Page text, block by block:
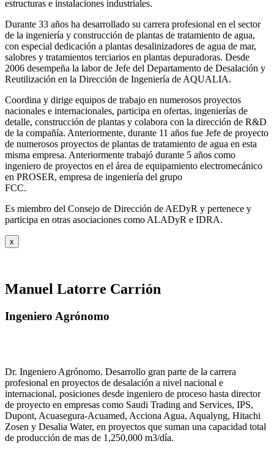
estructuras e instalaciones industriales.
Durante 33 años ha desarrollado su carrera profesional en el sector
de la ingeniería y construcción de plantas de tratamiento de agua,
con especial dedicación a plantas desalinizadores de agua de mar,
salobres y tratamientos terciarios en plantas depuradoras. Desde
2006 desempeña la labor de Jefe del Departamento de Desalación y
Reutilización en la Dirección de Ingeniería de AQUALIA.
Coordina y dirige equipos de trabajo en numerosos proyectos
nacionales e internacionales, participa en ofertas, ingenierías de
detalle, construcción de plantas y colabora con la dirección de R&D
de la compañía. Anteriormente, durante 11 años fue Jefe de proyecto
de numerosos proyectos de plantas de tratamiento de agua en esta
misma empresa. Anteriormente trabajó durante 5 años como
ingeniero de proyectos en el área de equipamiento electromecánico
en PROSER, empresa de ingeniería del grupo
FCC.
Es miembro del Consejo de Dirección de AEDyR y pertenece y
participa en otras asociaciones como ALADyR e IDRA.
x
Manuel Latorre Carrión
Ingeniero Agrónomo
Dr. Ingeniero Agrónomo. Desarrollo gran parte de la carrera
profesional en proyectos de desalación a nivel nacional e
internacional, posiciones desde ingeniero de proceso hasta director
de proyecto en empresas como Saudi Trading and Services, IPS,
Dupont, Acuasegura-Acuamed, Acciona Agua, Aqualyng, Hitachi
Zosen y Desalia Water, en proyectos que suman una capacidad total
de producción de mas de 1,250,000 m3/día.